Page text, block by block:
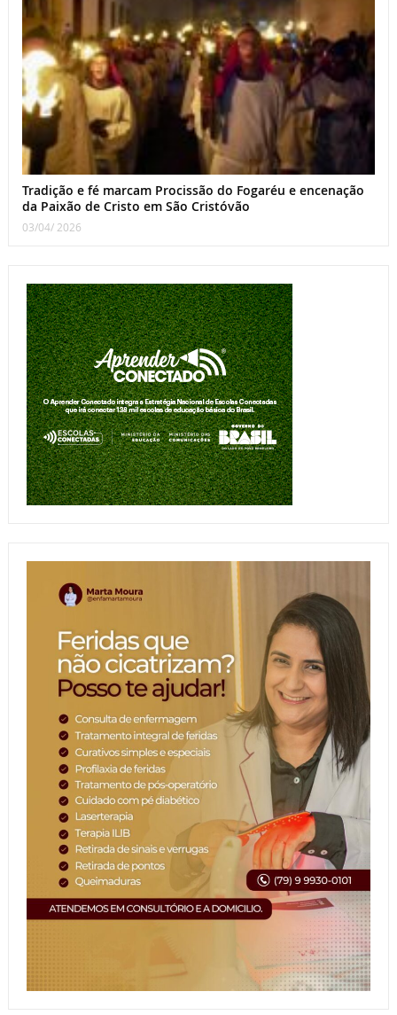
Tradição e fé marcam Procissão do Fogaréu e encenação
da Paixão de Cristo em São Cristóvão
03/04/ 2026